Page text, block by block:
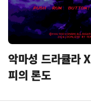
악마성 드라큘라 X
피의 론도